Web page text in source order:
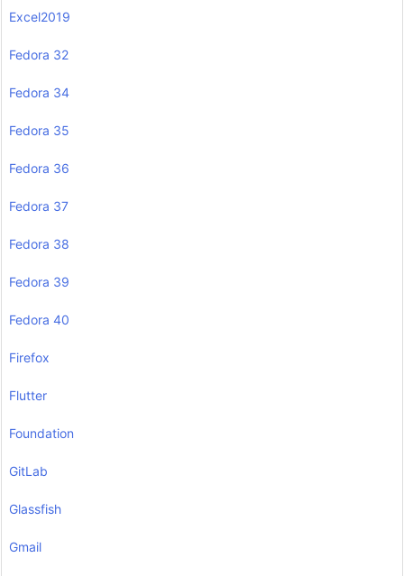
Excel2019
Fedora 32
Fedora 34
Fedora 35
Fedora 36
Fedora 37
Fedora 38
Fedora 39
Fedora 40
Firefox
Flutter
Foundation
GitLab
Glassfish
Gmail